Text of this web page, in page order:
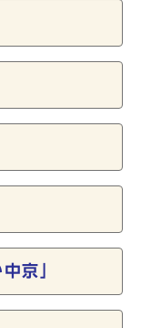
京」